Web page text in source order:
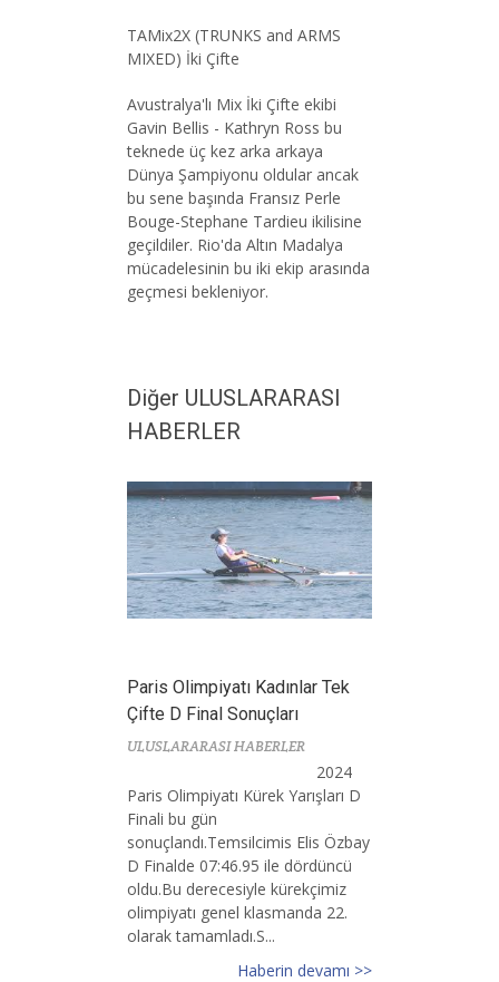
TAMix2X (TRUNKS and ARMS
MIXED) İki Çifte
Avustralya'lı Mix İki Çifte ekibi
Gavin Bellis - Kathryn Ross bu
teknede üç kez arka arkaya
Dünya Şampiyonu oldular ancak
bu sene başında Fransız Perle
Bouge-Stephane Tardieu ikilisine
geçildiler. Rio'da Altın Madalya
mücadelesinin bu iki ekip arasında
geçmesi bekleniyor.
Diğer ULUSLARARASI
HABERLER
Paris Olimpiyatı Kadınlar Tek
Çifte D Final Sonuçları
ULUSLARARASI HABERLER
2024
Paris Olimpiyatı Kürek Yarışları D
Finali bu gün
sonuçlandı.Temsilcimis Elis Özbay
D Finalde 07:46.95 ile dördüncü
oldu.Bu derecesiyle kürekçimiz
olimpiyatı genel klasmanda 22.
olarak tamamladı.S...
Haberin devamı >>